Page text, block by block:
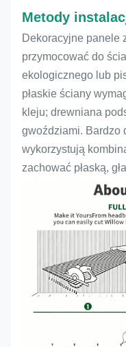
Metody
Dekoracyjne panele
przymocować do
ekologicznego lub
płaskie ściany
kleju; drewniana
gwoździami. Bardzo
wykorzystują
zachować płaską,